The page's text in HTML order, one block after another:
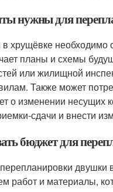
нужны для
хрущёвке необходимо
планы и схемы
или жилищной
Также может
о изменении несущих
сдачи и внести
бюджет для
двушки
работ и материалы,